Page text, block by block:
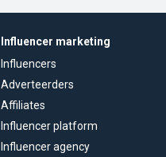
Influencer marketing
Influencers
Adverteerders
Affiliates
Influencer platform
Influencer agency